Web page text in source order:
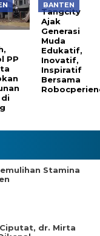
PP
BANTEN
Tangcity
Ajak
Generasi
Muda
Edukatif,
Inovatif,
Inspiratif
Bersama
Stamina
dr. Mirta